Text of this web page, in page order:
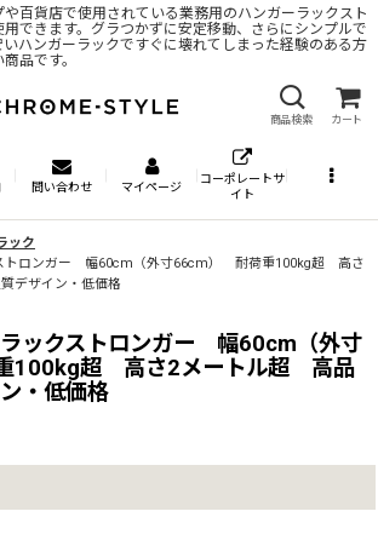
百貨店で使用されている業務用のハンガーラックスト
できます。グラつかずに安定移動、さらにシンプルで
ハンガーラックですぐに壊れてしまった経験のある方
品です。
商品検索 カート
問い合わせ マイページ
コーポレートサ
イト
ック
トロンガー 幅60cm（外寸66cm） 耐荷重100kg超 高さ
デザイン・低価格
ックストロンガー 幅60cm（外寸
100kg超 高さ2メートル超 高品
・低価格